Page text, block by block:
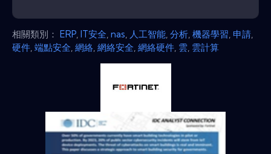
相關類別： ERP IT安全 nas 人工智能 分析 機器學習 申請
硬件 端點安全 網絡 網絡安全 網絡硬件 雲 雲計算